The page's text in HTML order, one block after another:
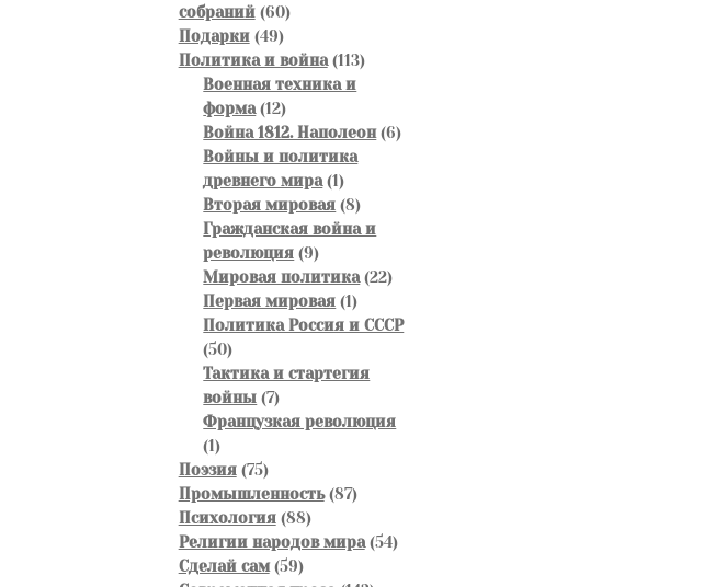
собраний 6060
товаров
Подарки 4949
товаров
Политика и война 113113
Военная техника и
форма 1212
товаров
Война 1812. Наполеон 66
Войны и политика
древнего мира 11
товар
Вторая мировая 88
товаров
Гражданская война и
революция 99
товаров
Мировая политика 2222
Первая мировая 11
товар
Политика Россия и СССР
5050
товаров
Тактика и стартегия
войны 77
товаров
Французкая революция
11
товар
Поэзия 7575
товаров
Промышленность 8787
Психология 8888
товаров
Религии народов мира 5454
Сделай сам 5959